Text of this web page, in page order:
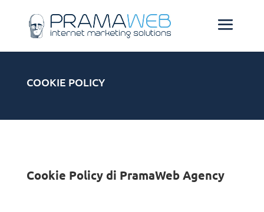
COOKIE POLICY
Cookie Policy di PramaWeb Agency